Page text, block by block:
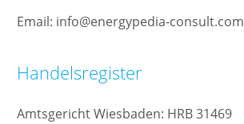
Email: info@energypedia-consult.com
Handelsregister
Amtsgericht Wiesbaden: HRB 31469